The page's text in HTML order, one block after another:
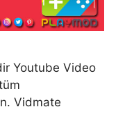
Youtube Video
Vidmate